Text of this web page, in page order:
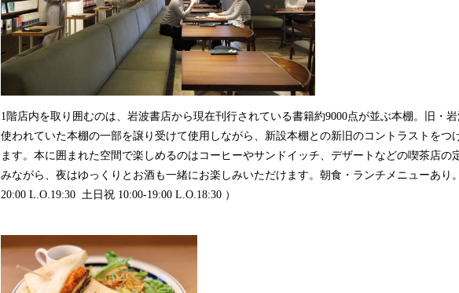
1階店内を取り囲むのは、岩波書店から現在刊行されている書籍約9000点が並ぶ本棚。旧・
使われていた本棚の一部を譲り受けて使用しながら、新設本棚との新旧のコントラストをつ
ます。本に囲まれた空間で楽しめるのはコーヒーやサンドイッチ、デザートなどの喫茶店の
みながら、夜はゆっくりとお酒も一緒にお楽しみいただけます。朝食・ランチメニューあり
20:00 L.O.19:30 土日祝 10:00-19:00 L.O.18:30 ）